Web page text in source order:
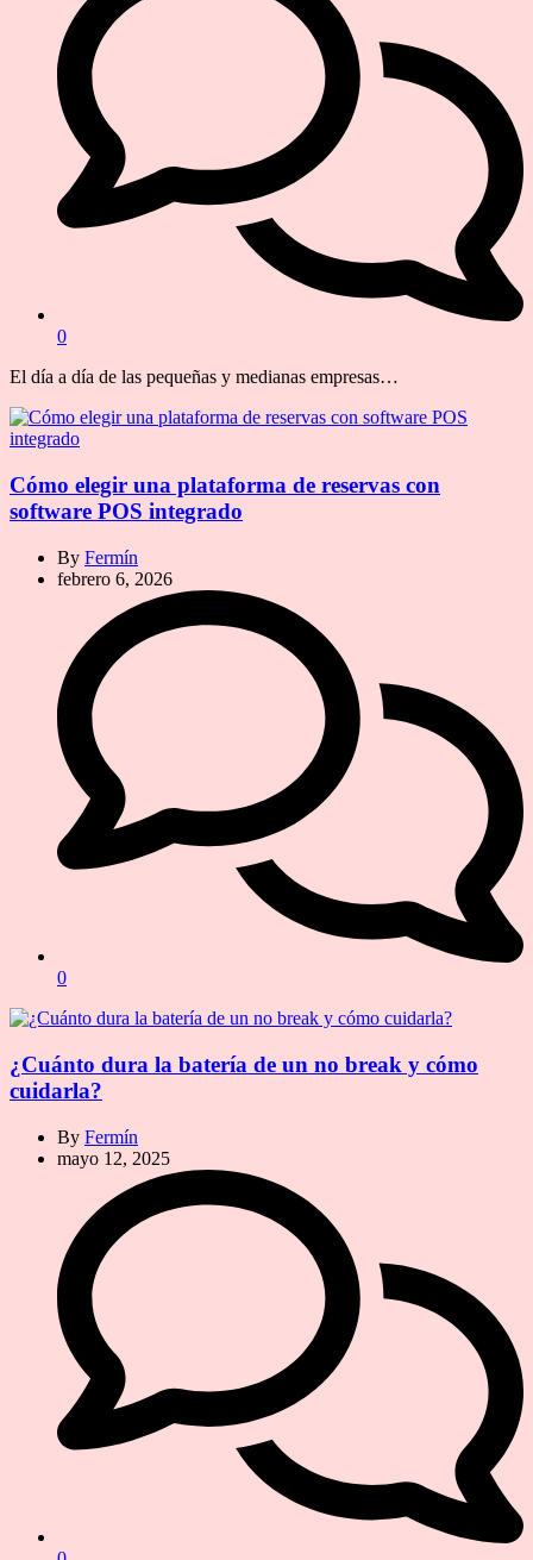
0
El día a día de las pequeñas y medianas empresas…
Cómo elegir una plataforma de reservas con
software POS integrado
By Fermín
febrero 6, 2026
0
¿Cuánto dura la batería de un no break y cómo
cuidarla?
By Fermín
mayo 12, 2025